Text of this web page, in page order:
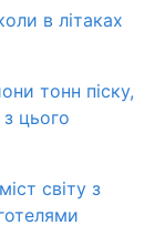
в літаках
тонн піску,
цього
світу з